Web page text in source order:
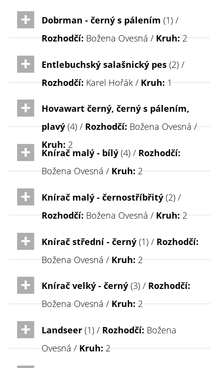
Dobrman - černý s pálením (1) /
Rozhodčí:Božena Ovesná /Kruh:2
Entlebuchský salašnický pes (2) /
Rozhodčí:Karel Hořák /Kruh:1
Hovawart černý, černý s pálením,
plavý(4) /Rozhodčí:Božena Ovesná /
Kruh: 2
Knírač malý - bílý (4) / Rozhodčí:
Božena Ovesná /Kruh:2
Knírač malý - černostříbřitý (2) /
Rozhodčí:Božena Ovesná /Kruh:2
Knírač střední - černý (1) / Rozhodčí:
Božena Ovesná /Kruh:2
Knírač velký - černý (3) / Rozhodčí:
Božena Ovesná /Kruh:2
Landseer (1) / Rozhodčí: Božena
Ovesná /Kruh:2